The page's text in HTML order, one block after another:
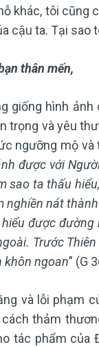
khác, tôi cũng
cậu ta. Tại
thân mến,
giống hình ảnh
trọng và yêu
ngưỡng mộ và
được với
sao ta thấu
nghiền nát
được
Trước
khôn ngoan” (G
và lỗi phạm
thảm
tác phẩm của